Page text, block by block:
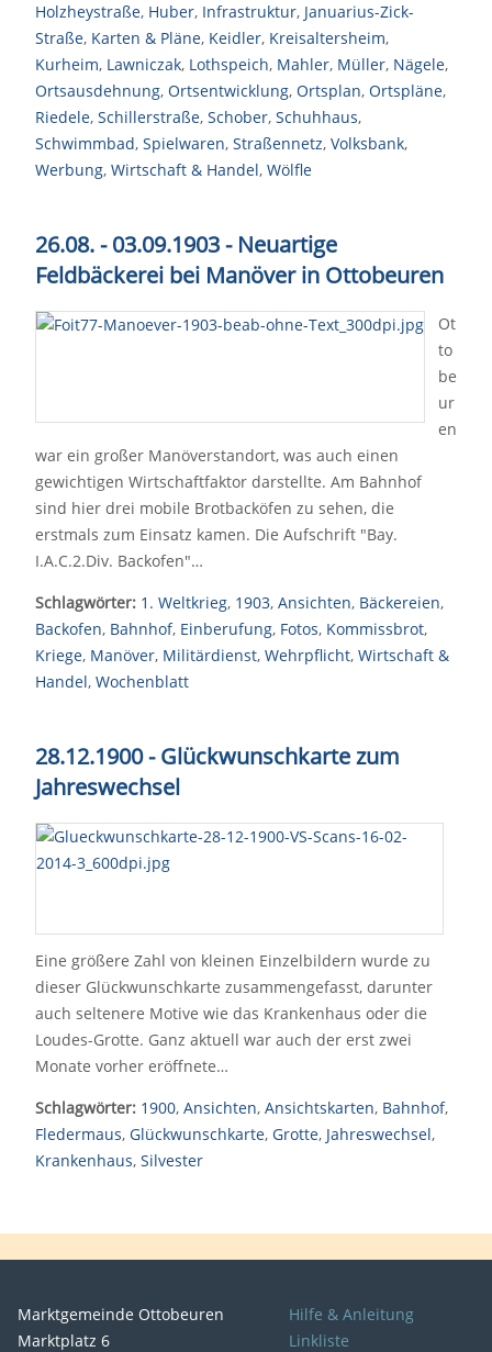
Holzheystraße, Huber, Infrastruktur, Januarius-Zick-
Straße, Karten & Pläne, Keidler, Kreisaltersheim,
Kurheim, Lawniczak, Lothspeich, Mahler, Müller, Nägele,
Ortsausdehnung, Ortsentwicklung, Ortsplan, Ortspläne,
Riedele, Schillerstraße, Schober, Schuhhaus,
Schwimmbad, Spielwaren, Straßennetz, Volksbank,
Werbung, Wirtschaft & Handel, Wölfle
26.08. - 03.09.1903 - Neuartige
Feldbäckerei bei Manöver in Ottobeuren
Ot
to
be
ur
en
war ein großer Manöverstandort, was auch einen
gewichtigen Wirtschaftfaktor darstellte. Am Bahnhof
sind hier drei mobile Brotbacköfen zu sehen, die
erstmals zum Einsatz kamen. Die Aufschrift "Bay.
I.A.C.2.Div. Backofen"…
Schlagwörter: 1. Weltkrieg, 1903, Ansichten, Bäckereien,
Backofen, Bahnhof, Einberufung, Fotos, Kommissbrot,
Kriege, Manöver, Militärdienst, Wehrpflicht, Wirtschaft &
Handel, Wochenblatt
28.12.1900 - Glückwunschkarte zum
Jahreswechsel
Eine größere Zahl von kleinen Einzelbildern wurde zu
dieser Glückwunschkarte zusammengefasst, darunter
auch seltenere Motive wie das Krankenhaus oder die
Loudes-Grotte. Ganz aktuell war auch der erst zwei
Monate vorher eröffnete…
Schlagwörter: 1900, Ansichten, Ansichtskarten, Bahnhof,
Fledermaus, Glückwunschkarte, Grotte, Jahreswechsel,
Krankenhaus, Silvester
Marktgemeinde Ottobeuren
Marktplatz 6
Hilfe & Anleitung
Linkliste